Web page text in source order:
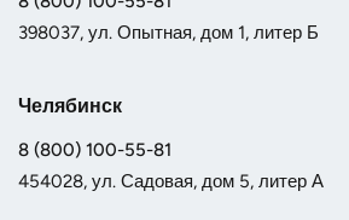
398037, ул. Опытная, дом 1, литер Б
Челябинск
8 (800) 100-55-81
454028, ул. Садовая, дом 5, литер А